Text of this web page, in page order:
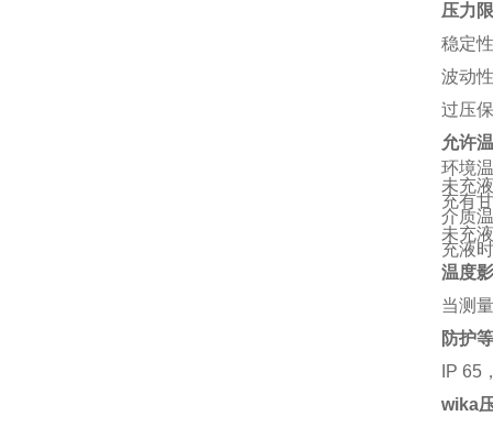
压力
稳定
波动
过压
允许
环境
未充
充有
介质
未充
充液
温度
当测
防护
IP 65
wika